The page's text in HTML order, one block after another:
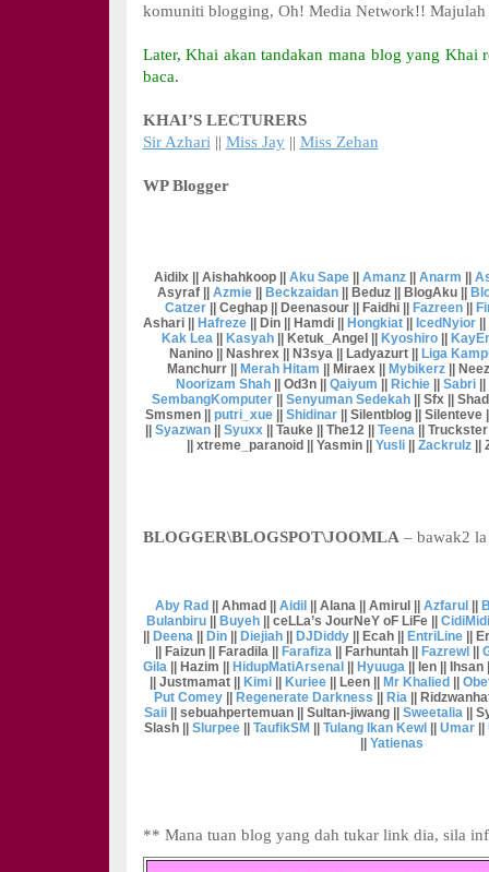
komuniti blogging, Oh! Media Network!! Majulah
Later, Khai akan tandakan mana blog yang Khai
baca.
KHAI’S LECTURERS
Sir Azhari|| Miss Jay|| Miss Zehan
WP Blogger
Aidilx || Aishahkoop || Aku Sape|| Amanz|| Anarm
Asyraf || Azmie|| Beckzaidan|| Beduz || BlogAku ||
Catzer|| Ceghap || Deenasour || Faidhi || Fazreen||
Ashari ||
Hafreze|| Din || Hamdi || Hongkiat|| IcedNyior||
Kak Lea
Kasyah || Ketuk_Angel || Kyoshiro
Nanino || Nashrex || N3sya || Ladyazurt ||
Liga
Manchurr ||
Merah Hitam || Miraex || Mybikerz||
Noorizam Shah || Od3n || Qaiyum Richie Sabri
SembangKomputer
Senyuman Sedekah || Sfx ||
Smsmen || putri_xue|| Shidinar|| Silentblog || Silenteve
Syazwan|| Syuxx|| Tauke || The12 || Teena|| Truckster
|| xtreme_paranoid || Yasmin || Yusli|| Zackrulz||
BLOGGER\BLOGSPOT\JOOMLA – bawak2 la
Aby Rad || Ahmad || Aidil || Alana || Amirul || Azfarul
Bulanbiru|| Buyeh|| ceLLa’s JourNeY oF LiFe || CidiMidi
Deena Din Diejiah DJDiddy || Ecah || EntriLine ||
|| Faizun || Faradila ||
Farafiza || Farhuntah || Fazrewl
Gila|| Hazim || HidupMatiArsenal Hyuuga|| Ien || Ihsan
|| Justmamat ||
Kimi|| Kuriee|| Leen || Mr Khalied
Put Comey|| Regenerate Darkness Ria||
Saii || sebuahpertemuan || Sultan-jiwang || Sweetalia ||
Slash || Slurpee|| TaufikSM Tulang Ikan Kewl Umar||
Yatienas
** Mana tuan blog yang dah tukar link dia, sila